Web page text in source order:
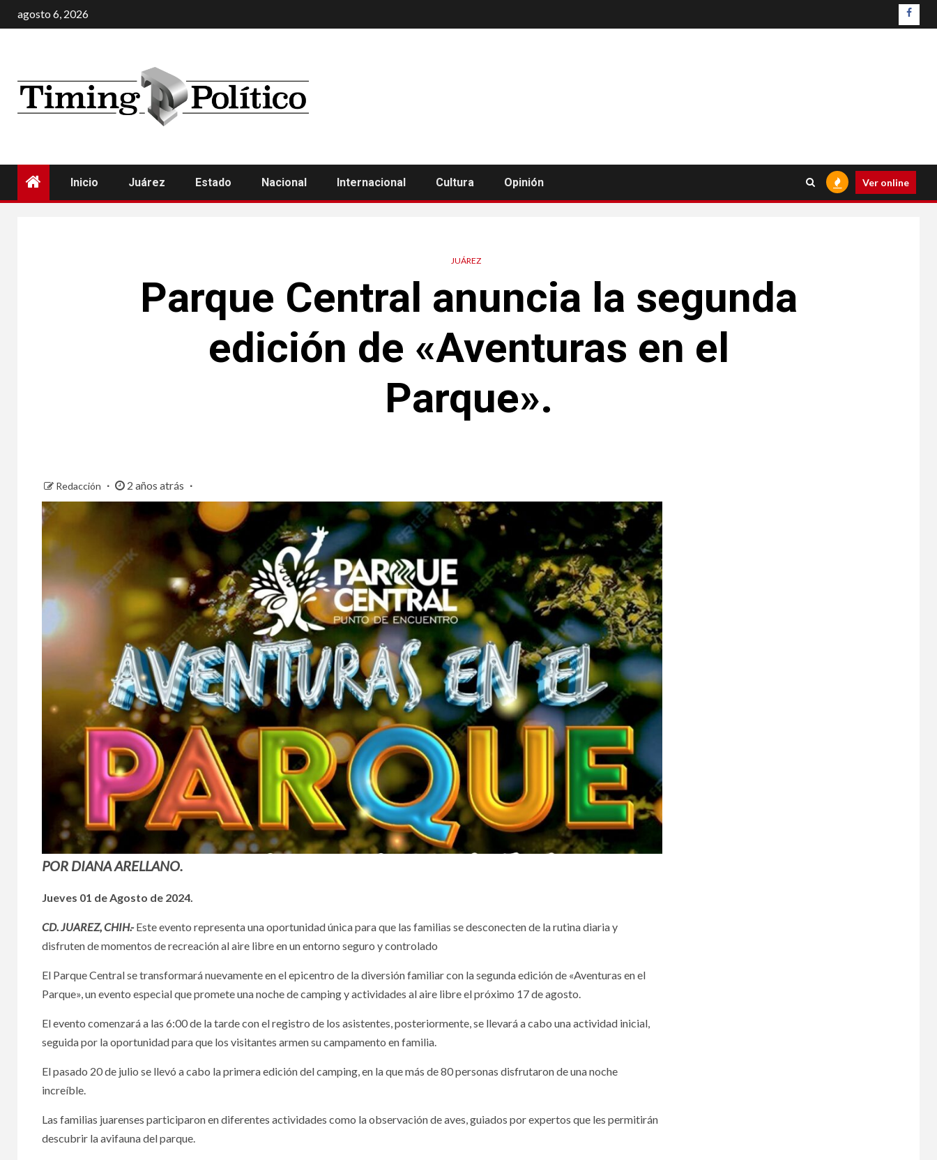
agosto 6, 2026
Inicio Juárez Estado Nacional Internacional Cultura Opinión Ver online
JUÁREZ
Parque Central anuncia la segunda
edición de «Aventuras en el
Parque».
Redacción 2 años atrás
POR DIANA ARELLANO.
Jueves 01 de Agosto de 2024.
CD. JUAREZ, CHIH.-Este evento representa una oportunidad única para que las familias se desconecten de la rutina diaria y
disfruten de momentos de recreación al aire libre en un entorno seguro y controlado
El Parque Central se transformará nuevamente en el epicentro de la diversión familiar con la segunda edición de «Aventuras en el
Parque», un evento especial que promete una noche de camping y actividades al aire libre el próximo 17 de agosto.
El evento comenzará a las 6:00 de la tarde con el registro de los asistentes, posteriormente, se llevará a cabo una actividad inicial,
seguida por la oportunidad para que los visitantes armen su campamento en familia.
El pasado 20 de julio se llevó a cabo la primera edición del camping, en la que más de 80 personas disfrutaron de una noche
increíble.
Las familias juarenses participaron en diferentes actividades como la observación de aves, guiados por expertos que les permitirán
descubrir la avifauna del parque.